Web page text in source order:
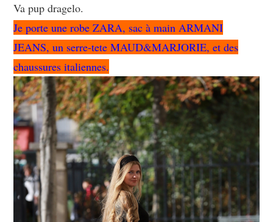
Va pup dragelo.
Je porte une robe ZARA, sac à main ARMANI
JEANS, un serre-tete MAUD&MARJORIE, et des
chaussures italiennes.